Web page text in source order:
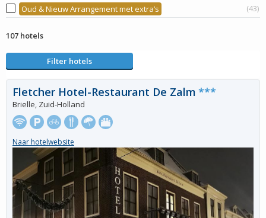
Oud & Nieuw Arrangement met extra’s
(43)
107 hotels
Filter hotels
Fletcher Hotel-Restaurant De Zalm ***
Brielle, Zuid-Holland
Naar hotelwebsite